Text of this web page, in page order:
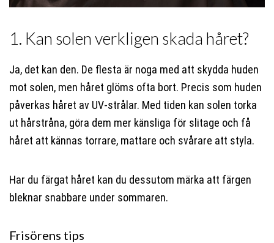
1. Kan solen verkligen skada håret?
Ja, det kan den. De flesta är noga med att skydda huden
mot solen, men håret glöms ofta bort. Precis som huden
påverkas håret av UV-strålar. Med tiden kan solen torka
ut hårstråna, göra dem mer känsliga för slitage och få
håret att kännas torrare, mattare och svårare att styla.
Har du färgat håret kan du dessutom märka att färgen
bleknar snabbare under sommaren.
Frisörens tips